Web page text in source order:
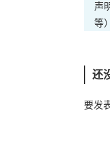
声
等
还
要发